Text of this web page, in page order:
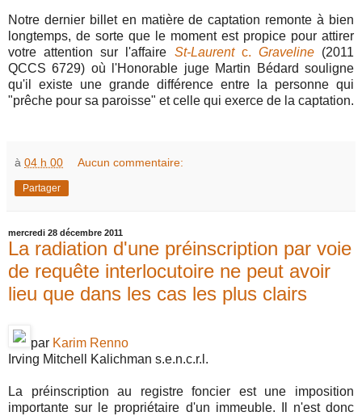
Notre dernier billet en matière de captation remonte à bien
longtemps, de sorte que le moment est propice pour attirer
votre attention sur l'affaire St-Laurentc. Graveline(2011
QCCS 6729) où l'Honorable juge Martin Bédard souligne
qu'il existe une grande différence entre la personne qui
"prêche pour sa paroisse" et celle qui exerce de la captation.
à 04 h 00 Aucun commentaire:
Partager
mercredi 28 décembre 2011
La radiation d'une préinscription par voie
de requête interlocutoire ne peut avoir
lieu que dans les cas les plus clairs
par Karim Renno
Irving Mitchell Kalichman s.e.n.c.r.l.
La préinscription au registre foncier est une imposition
importante sur le propriétaire d'un immeuble. Il n'est donc